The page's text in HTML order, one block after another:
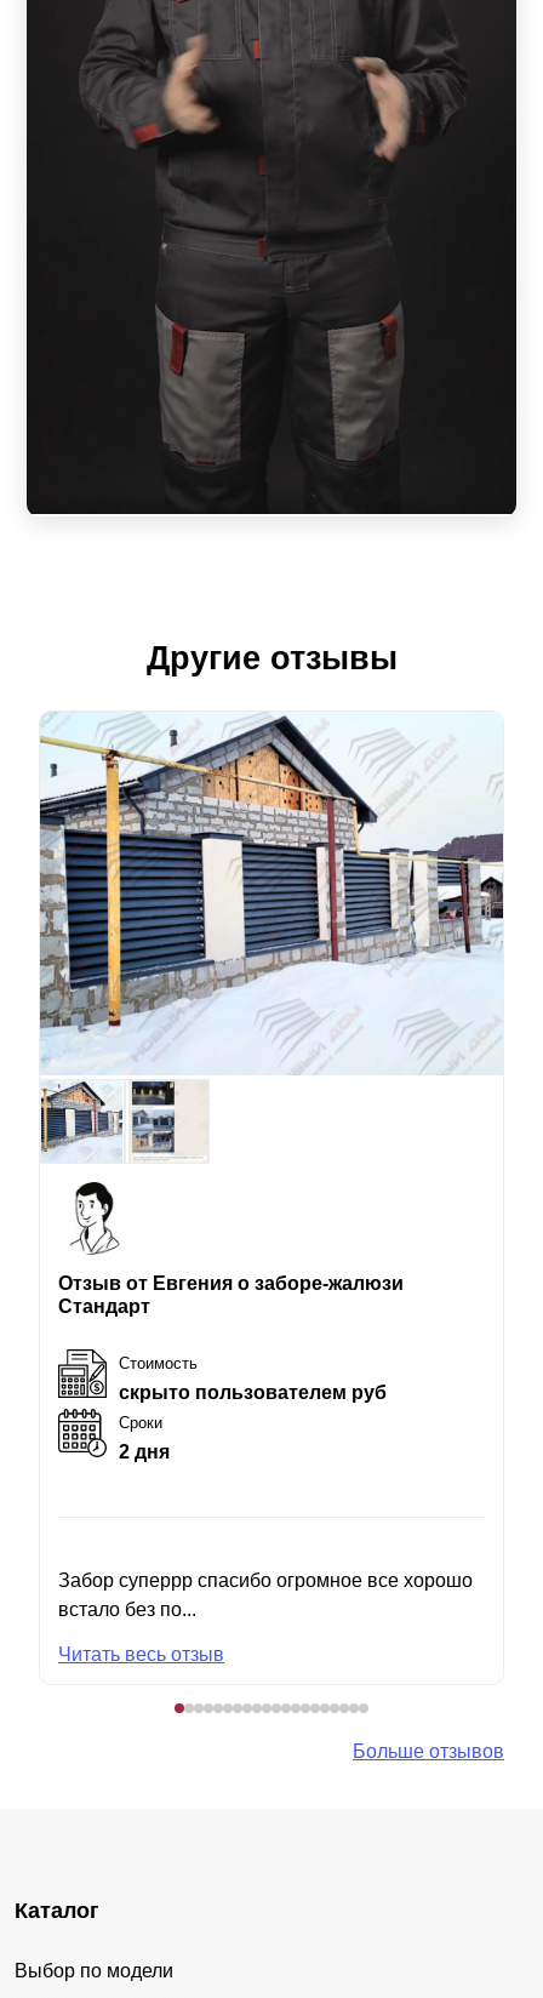
Другие отзывы
Отзыв от Евгения о заборе-жалюзи
Стандарт
Стоимость
скрыто пользователем руб
Сроки
2 дня
Забор суперрр спасибо огромное все хорошо
встало без по...
Читать весь отзыв
Больше отзывов
Каталог
Выбор по модели